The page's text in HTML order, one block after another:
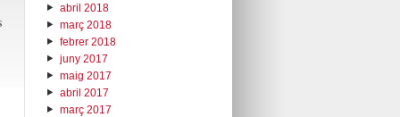
abril 2018
març 2018
febrer 2018
juny 2017
maig 2017
abril 2017
març 2017